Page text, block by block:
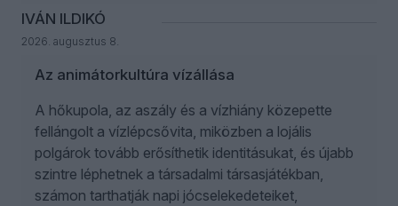
IVÁN ILDIKÓ
2026. augusztus 8.
Az animátorkultúra vízállása
A hőkupola, az aszály és a vízhiány közepette
fellángolt a vízlépcsővita, miközben a lojális
polgárok tovább erősíthetik identitásukat, és újabb
szintre léphetnek a társadalmi társasjátékban,
számon tarthatják napi jócselekedeteiket,